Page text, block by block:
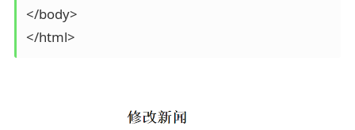
</body>